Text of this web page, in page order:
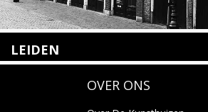
LEIDEN
OVER ONS